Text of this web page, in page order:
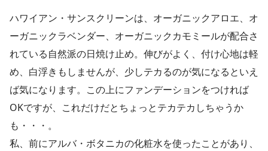
ハワイアン・サンスクリーンは、オーガニックアロエ、オ
ーガニックラベンダー、オーガニックカモミールが配合さ
れている自然派の日焼け止め。伸びがよく、付け心地は軽
め、白浮きもしませんが、少しテカるのが気になるといえ
ば気になります。この上にファンデーションをつければ
OKですが、これだけだとちょっとテカテカしちゃうか
も・・・。
私、前にアルバ・ボタニカの化粧水を使ったことがあり、